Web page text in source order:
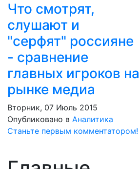
Что смотрят,
слушают и
"серфят" россияне
- сравнение
главных игроков на
рынке медиа
Вторник, 07 Июль 2015
Опубликовано в Аналитика
Станьте первым комментатором!